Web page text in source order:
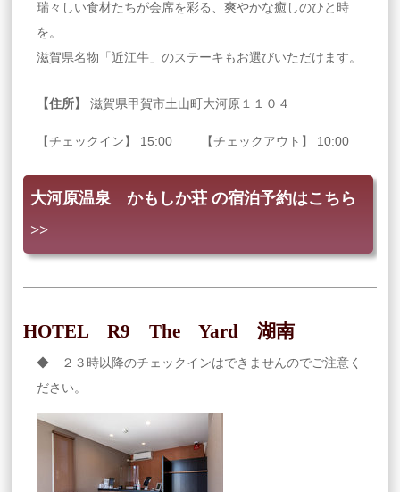
瑞々しい食材たちが会席を彩る、爽やかな癒しのひと時
を。
滋賀県名物「近江牛」のステーキもお選びいただけます。
【住所】 滋賀県甲賀市土山町大河原１１０４
【チェックイン】 15:00 【チェックアウト】 10:00
大河原温泉 かもしか荘 の宿泊予約はこちら
>>
HOTEL R9 The Yard 湖南
◆ ２３時以降のチェックインはできませんのでご注意く
ださい。